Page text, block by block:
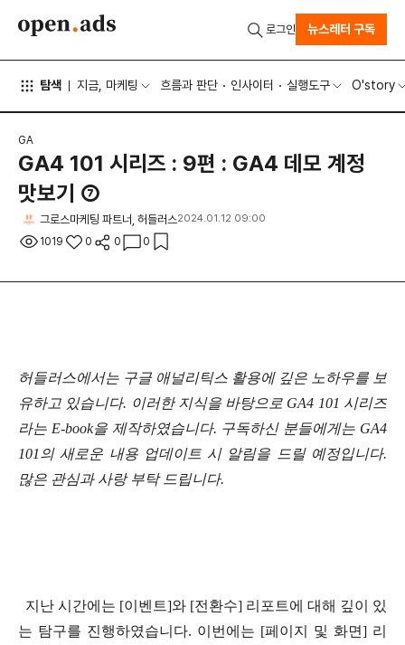
탐색 지금, 마케팅 흐름과 판단 인사이터 실행도구 O'story
로그인 뉴스레터 구독
GA
GA4 101 시리즈 : 9편 : GA4 데모 계정
맛보기 ⑦
그로스마케팅 파트너, 허들러스2024.01.12 09:00
1019 0 0 0
허들러스에서는 구글 애널리틱스 활용에 깊은 노하우를 보
유하고 있습니다. 이러한 지식을 바탕으로 GA4 101 시리즈
라는 E-book을 제작하였습니다. 구독하신 분들에게는 GA4
101의 새로운 내용 업데이트 시 알림을 드릴 예정입니다.
많은 관심과 사랑 부탁 드립니다.
지난 시간에는 [이벤트]와 [전환수] 리포트에 대해 깊이 있
는 탐구를 진행하였습니다. 이번에는 [페이지 및 화면] 리